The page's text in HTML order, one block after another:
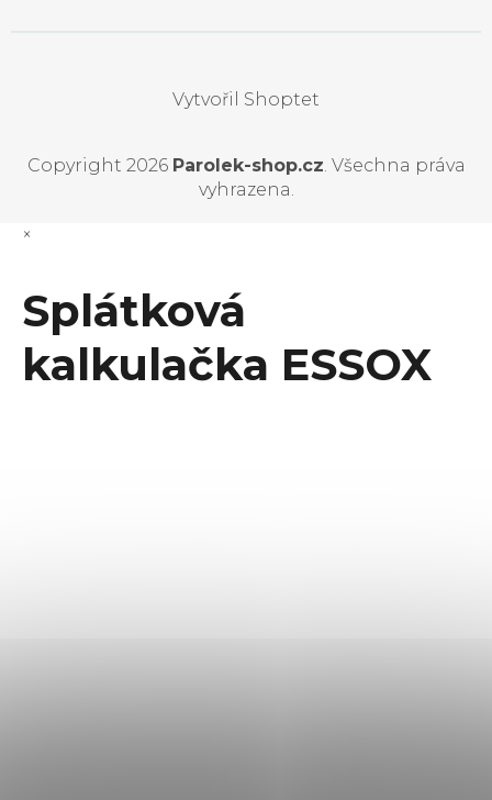
Vytvořil Shoptet
Copyright 2026 Parolek-shop.cz . Všechna práva
vyhrazena.
×
Splátková
kalkulačka ESSOX